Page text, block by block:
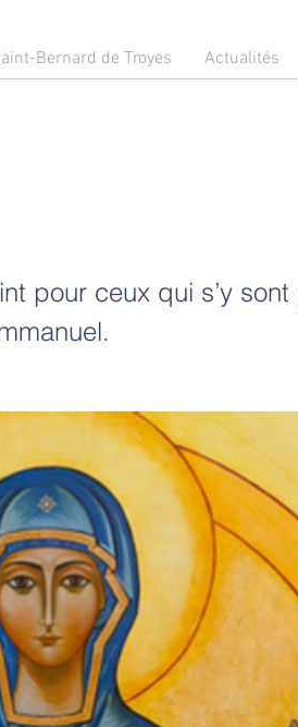
Bernard de Troyes Actualités
pour ceux qui s’y